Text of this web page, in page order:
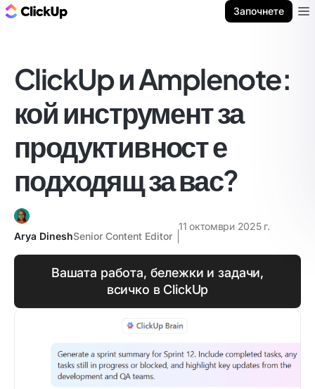
Започнете
ClickUp и Amplenote:
кой инструмент за
продуктивност е
подходящ за вас?
Arya DineshSenior Content Editor
11 октомври 2025 г.
Вашата работа, бележки и задачи,
всичко в ClickUp